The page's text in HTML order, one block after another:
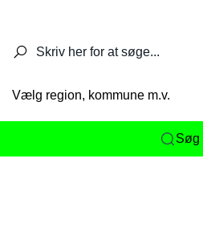
Vælg region, kommune m.v.
Søg